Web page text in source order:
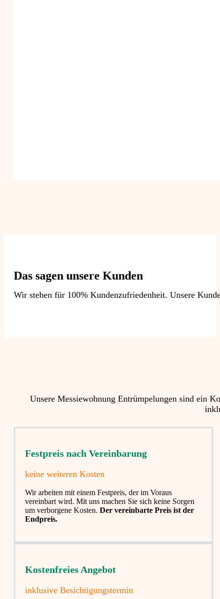
Das sagen unsere Kunden
Wir stehen für 100% Kundenzufriedenheit. Unsere
Unsere Messiewohnung Entrümpelungen sind ein
Festpreis nach Vereinbarung
keine weiteren Kosten
Wir arbeiten mit einem Festpreis, der im Voraus
vereinbart wird. Mit uns machen Sie sich keine Sorgen
um verborgene Kosten. Der vereinbarte Preis ist der
Endpreis.
Kostenfreies Angebot
inklusive Besichtigungstermin